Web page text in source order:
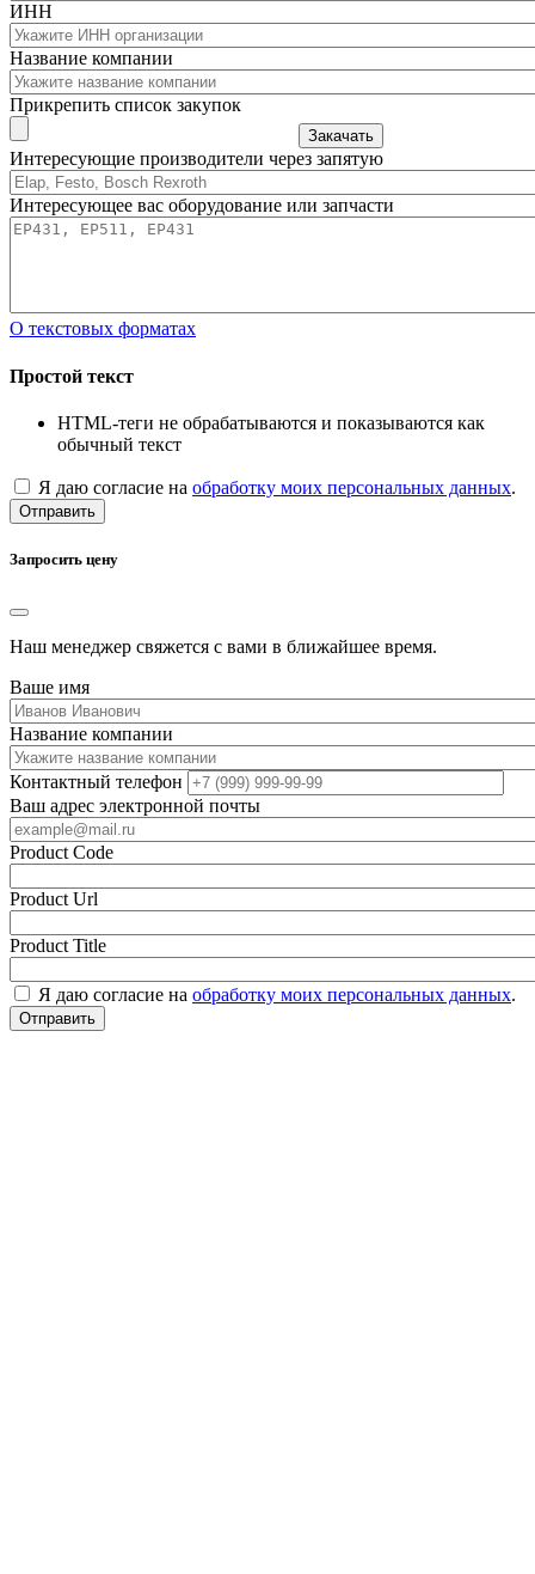
ИНН
Название компании
Прикрепить список закупок
Закачать
Интересующие производители через запятую
Интересующее вас оборудование или запчасти
О текстовых форматах
Простой текст
HTML-теги не обрабатываются и показываются как
обычный текст
Я даю согласие на обработку моих персональных данных.
Отправить
Запросить цену
Наш менеджер свяжется с вами в ближайшее время.
Ваше имя
Название компании
Контактный телефон
Ваш адрес электронной почты
Product Code
Product Url
Product Title
Я даю согласие на обработку моих персональных данных.
Отправить